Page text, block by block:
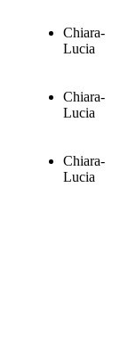
Chiara-
Lucia
Chiara-
Lucia
Chiara-
Lucia